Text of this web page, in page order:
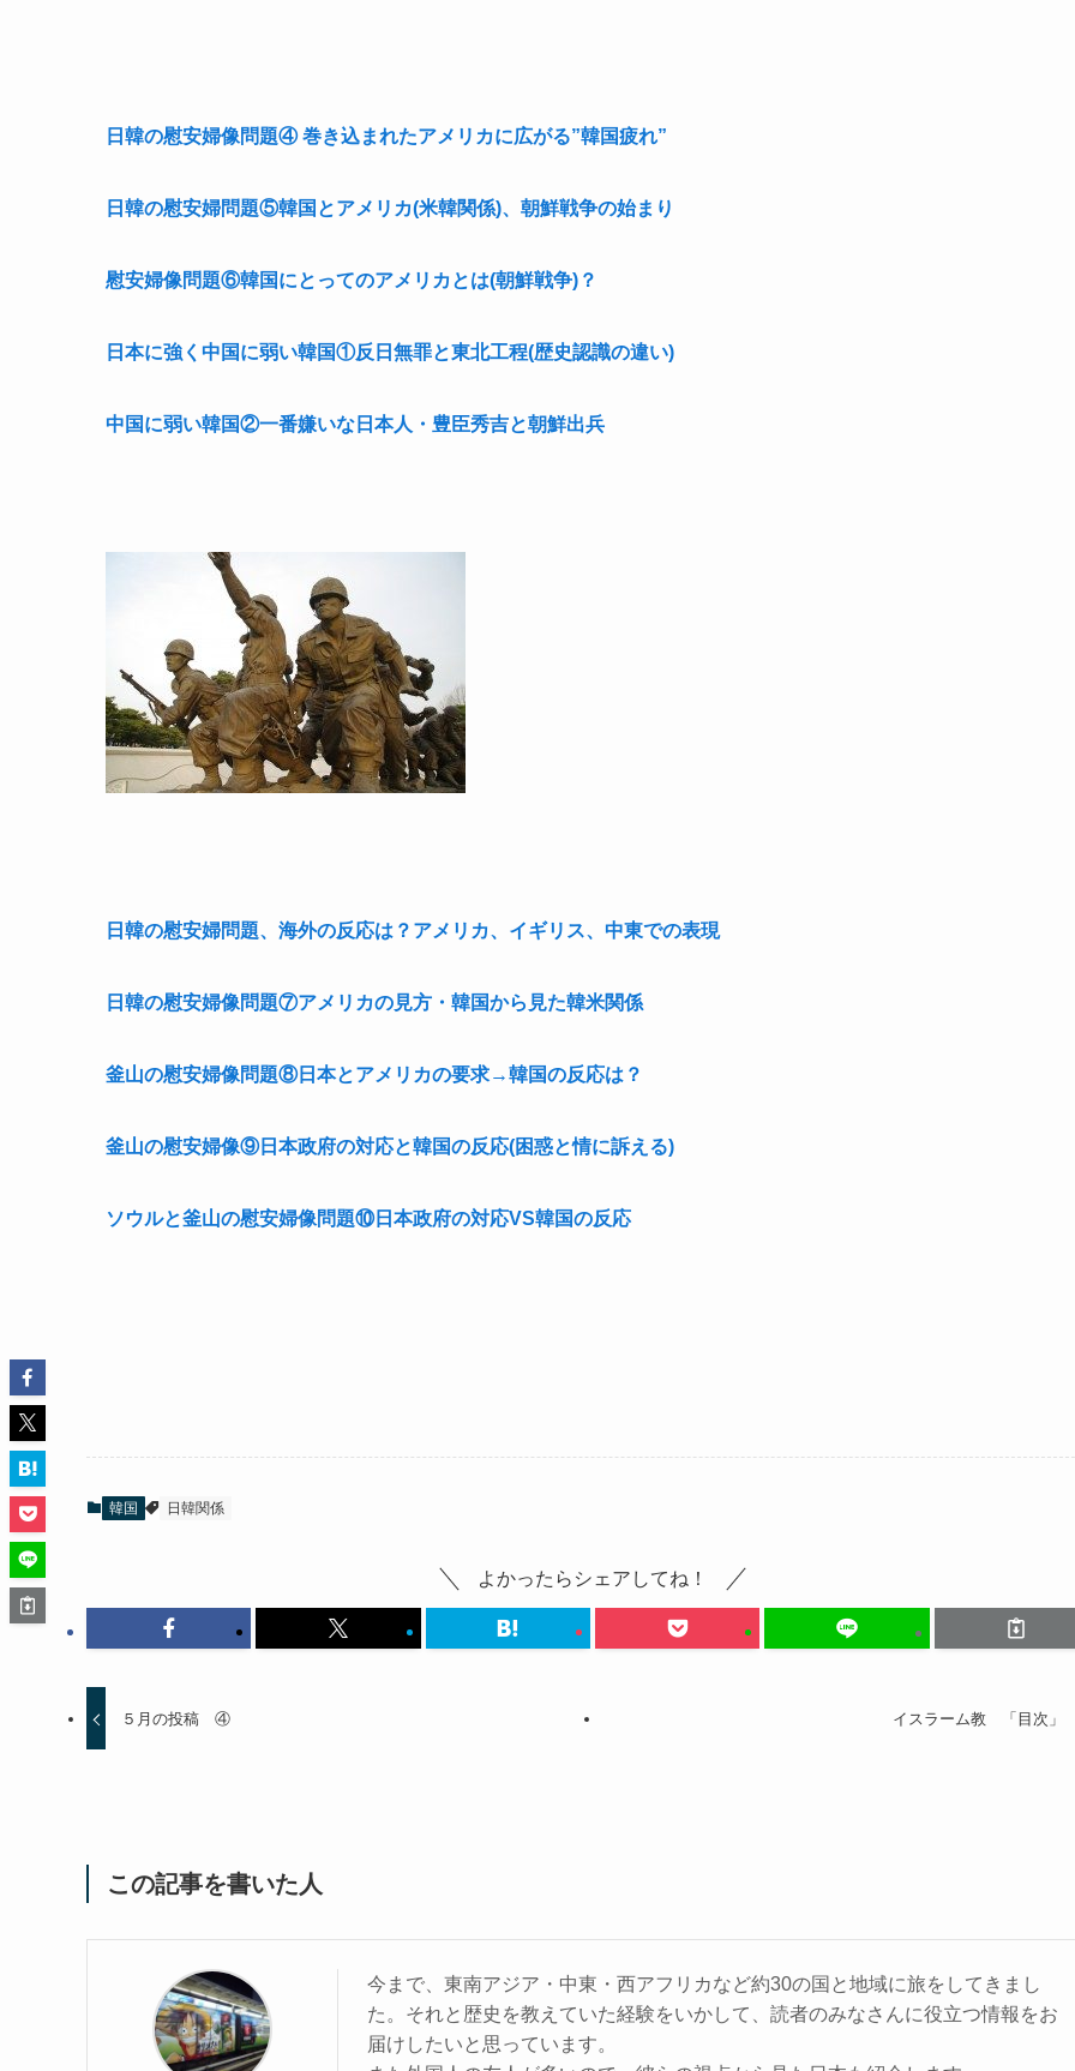
日韓の慰安婦像問題④ 巻き込まれたアメリカに広がる”韓国疲れ”
日韓の慰安婦問題⑤韓国とアメリカ(米韓関係)、朝鮮戦争の始まり
慰安婦像問題⑥韓国にとってのアメリカとは(朝鮮戦争)？
日本に強く中国に弱い韓国①反日無罪と東北工程(歴史認識の違い)
中国に弱い韓国②一番嫌いな日本人・豊臣秀吉と朝鮮出兵
日韓の慰安婦問題、海外の反応は？アメリカ、イギリス、中東での表現
日韓の慰安婦像問題⑦アメリカの見方・韓国から見た韓米関係
釜山の慰安婦像問題⑧日本とアメリカの要求→韓国の反応は？
釜山の慰安婦像⑨日本政府の対応と韓国の反応(困惑と情に訴える)
ソウルと釜山の慰安婦像問題⑩日本政府の対応VS韓国の反応
韓国 日韓関係
よかったらシェアしてね！
５月の投稿 ④ イスラーム教 「目次」
この記事を書いた人
今まで、東南アジア・中東・西アフリカなど約30の国と地域に旅をしてきまし
た。それと歴史を教えていた経験をいかして、読者のみなさんに役立つ情報をお
届けしたいと思っています。